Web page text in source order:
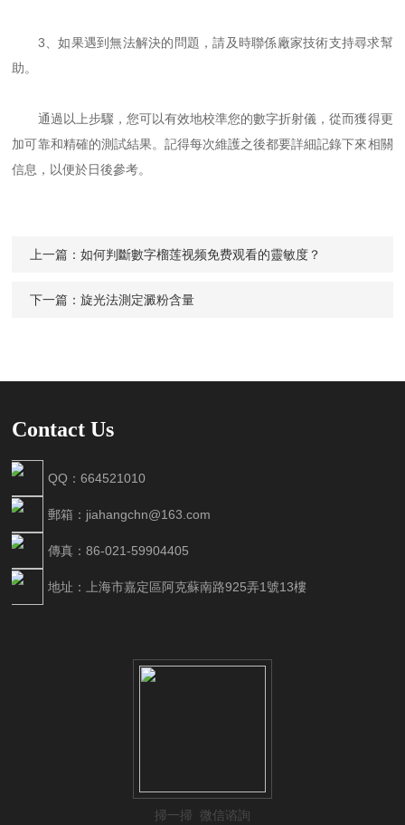
3、如果遇到無法解決的問題，請及時聯係廠家技術支持尋求幫
助。
通過以上步驟，您可以有效地校準您的數字折射儀，從而獲得更
加可靠和精確的測試結果。記得每次維護之後都要詳細記錄下來相關
信息，以便於日後參考。
上一篇：如何判斷數字榴莲视频免费观看的靈敏度？
下一篇：旋光法測定澱粉含量
Contact Us
QQ：664521010
郵箱：jiahangchn@163.com
傳真：86-021-59904405
地址：上海市嘉定區阿克蘇南路925弄1號13樓
掃一掃 微信谘詢